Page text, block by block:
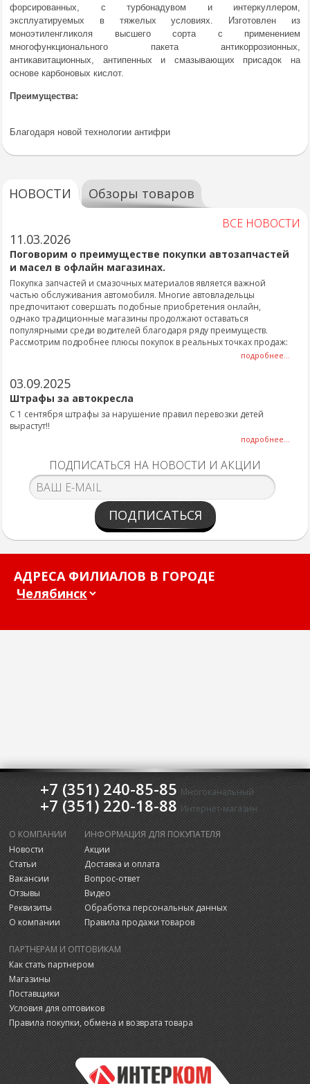
форсированных, с турбонадувом и интеркуллером,
эксплуатируемых в тяжелых условиях. Изготовлен из
моноэтиленгликоля высшего сорта с применением
многофункционального пакета антикоррозионных,
антикавитационных, антипенных и смазывающих присадок на
основе карбоновых кислот.
Преимущества:
Благодаря новой технологии антифри
НОВОСТИ Обзоры товаров
ВСЕ НОВОСТИ
11.03.2026
Поговорим о преимуществе покупки автозапчастей
и масел в офлайн магазинах.
Покупка запчастей и смазочных материалов является важной
частью обслуживания автомобиля. Многие автовладельцы
предпочитают совершать подобные приобретения онлайн,
однако традиционные магазины продолжают оставаться
популярными среди водителей благодаря ряду преимуществ.
Рассмотрим подробнее плюсы покупок в реальных точках продаж:
подробнее...
03.09.2025
Штрафы за автокресла
С 1 сентября штрафы за нарушение правил перевозки детей
вырастут!!
подробнее...
ПОДПИСАТЬСЯ НА НОВОСТИ И АКЦИИ
ПОДПИСАТЬСЯ
АДРЕСА ФИЛИАЛОВ В ГОРОДЕ
+7 (351) 240-85-85 Многоканальный
+7 (351) 220-18-88 Интернет-магазин
О КОМПАНИИ
Новости
Статьи
Вакансии
Отзывы
Реквизиты
О компании
ИНФОРМАЦИЯ ДЛЯ ПОКУПАТЕЛЯ
Акции
Доставка и оплата
Вопрос-ответ
Видео
Обработка персональных данных
Правила продажи товаров
ПАРТНЕРАМ И ОПТОВИКАМ
Как стать партнером
Магазины
Поставщики
Условия для оптовиков
Правила покупки, обмена и возврата товара